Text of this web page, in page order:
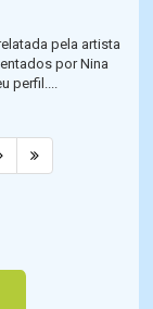
pela artista
por Nina
perfil....